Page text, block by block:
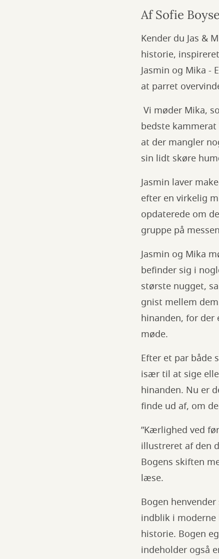
Af Sofie
Kender du Jas &
historie,
Jasmin og Mika
at parret
Vi møder Mika,
bedste
at der mangler
sin lidt skøre
Jasmin laver
efter en virkelig
opdaterede om
gruppe på
Jasmin og Mika
befinder sig i
største nugget,
gnist mellem
hinanden, for
møde.
Efter et par både
især til at sige
hinanden. Nu er
finde ud af, om
”Kærlighed ved
illustreret af den
Bogens skiften
læse.
Bogen
indblik i
historie. Bogen
indeholder også